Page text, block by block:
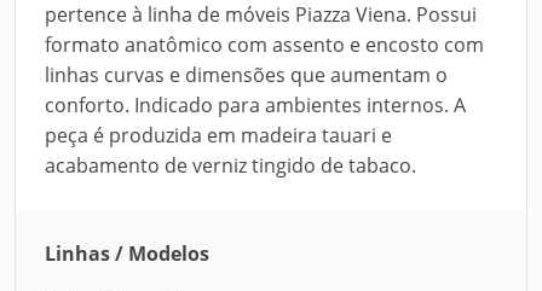
pertence à linha de móveis Piazza Viena. Possui
formato anatômico com assento e encosto com
linhas curvas e dimensões que aumentam o
conforto. Indicado para ambientes internos. A
peça é produzida em madeira tauari e
acabamento de verniz tingido de tabaco.
Linhas / Modelos